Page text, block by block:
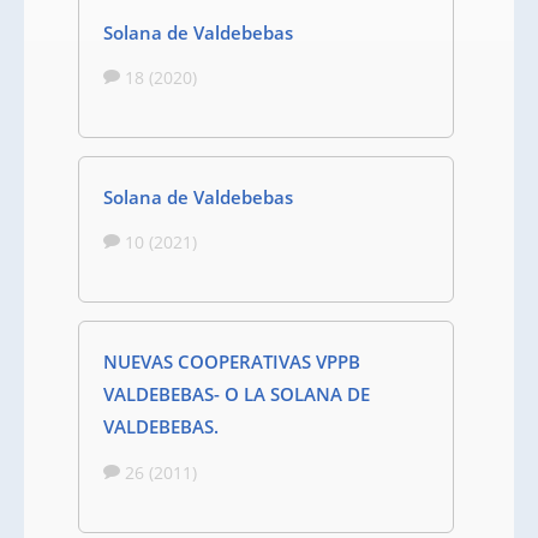
Solana de Valdebebas
18 (2020)
Solana de Valdebebas
10 (2021)
NUEVAS COOPERATIVAS VPPB
VALDEBEBAS- O LA SOLANA DE
VALDEBEBAS.
26 (2011)